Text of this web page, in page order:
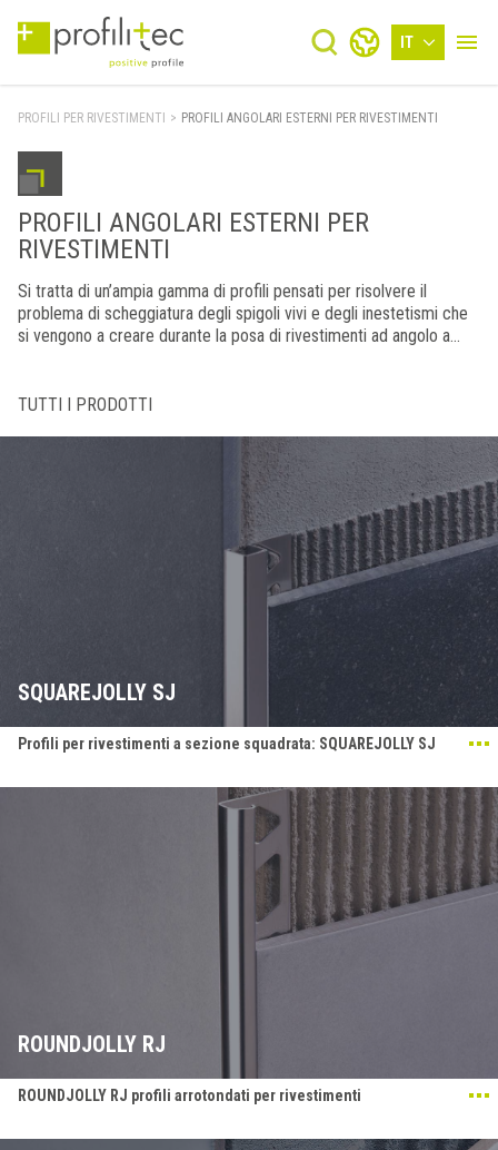
IT
PROFILI PER RIVESTIMENTI > PROFILI ANGOLARI ESTERNI PER RIVESTIMENTI
PROFILI ANGOLARI ESTERNI PER
RIVESTIMENTI
Si tratta di un’ampia gamma di profili pensati per risolvere il
problema di scheggiatura degli spigoli vivi e degli inestetismi che
si vengono a creare durante la posa di rivestimenti ad angolo a
ogni esigenza che si presenta in cantiere e ad ogni ambiente:
TUTTI I PRODOTTI
SQUAREJOLLY SJ
Profili per rivestimenti a sezione squadrata: SQUAREJOLLY SJ
ROUNDJOLLY RJ
ROUNDJOLLY RJ profili arrotondati per rivestimenti